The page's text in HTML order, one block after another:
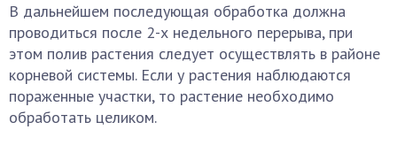
В дальнейшем последующая обработка должна
проводиться после 2-х недельного перерыва, при
этом полив растения следует осуществлять в районе
корневой системы. Если у растения наблюдаются
пораженные участки, то растение необходимо
обработать целиком.